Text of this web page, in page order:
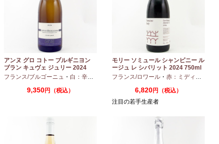
アンヌ グロ コトー ブルギニヨン
ブラン キュヴェ ジュリー 2024
フランス/ブルゴーニュ ・ 白：辛口 シャルドネ
9,350円（税込）
モリー ソミュール シャンピニー ル
ージュ レ シバリット 2024 750ml
フランス/ロワール ・ 赤：ミディアムボディ
6,820円（税込）
注目の若手生産者